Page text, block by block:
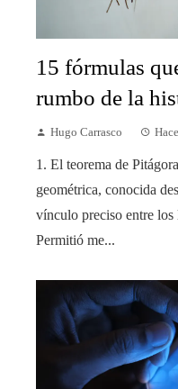
15 fórmulas
rumbo de la
Hugo Carrasco
1. El teorema de
geométrica, conocida
vínculo preciso entre
Permitió me...